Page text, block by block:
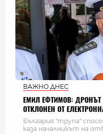
ВАЖНО ДНЕС
ЕМИЛ ЕФТИМОВ: ДРОНЪТ
ОТКЛОНЕН ОТ
България "трупа"
каза началникът на